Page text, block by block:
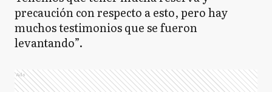
precaución con respecto a esto, pero hay
muchos testimonios que se fueron
levantando”.
Ads